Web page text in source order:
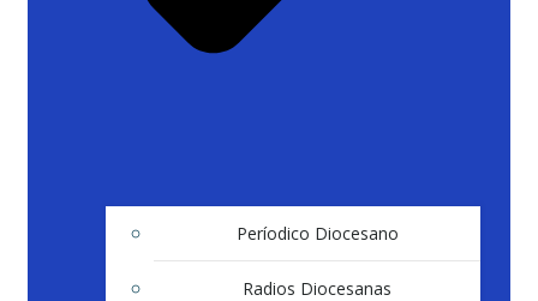
Períodico Diocesano
Radios Diocesanas